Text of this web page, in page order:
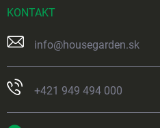
KONTAKT
info@housegarden.sk
+421 949 494 000